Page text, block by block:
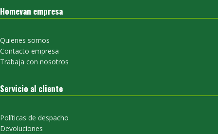
Homevan empresa
Quienes somos
Contacto empresa
Trabaja con nosotros
Servicio al cliente
Políticas de despacho
Devoluciones